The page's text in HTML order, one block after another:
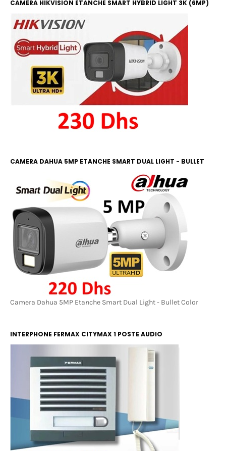
CAMÉRA HIKVISION ETANCHE SMART HYBRID LIGHT 3K (6MP)
COLOR ET IR 20M
CAMERA DAHUA 5MP ETANCHE SMART DUAL LIGHT - BULLET
Camera Dahua 5MP Etanche Smart Dual Light - Bullet Color
INTERPHONE FERMAX CITYMAX 1 POSTE AUDIO